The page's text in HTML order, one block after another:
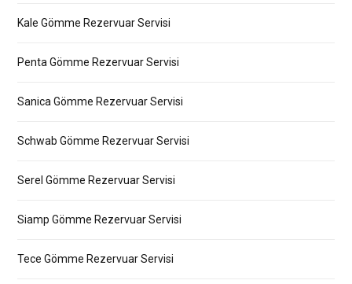
Kale Gömme Rezervuar Servisi
Penta Gömme Rezervuar Servisi
Sanica Gömme Rezervuar Servisi
Schwab Gömme Rezervuar Servisi
Serel Gömme Rezervuar Servisi
Siamp Gömme Rezervuar Servisi
Tece Gömme Rezervuar Servisi